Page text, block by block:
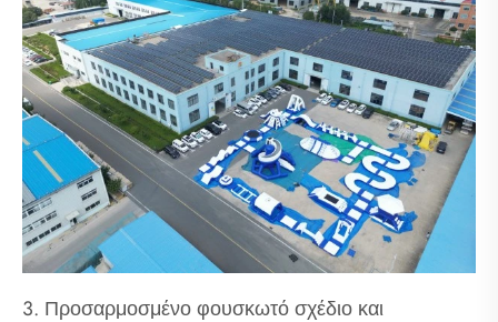
3. Προσαρμοσμένο φουσκωτό σχέδιο και